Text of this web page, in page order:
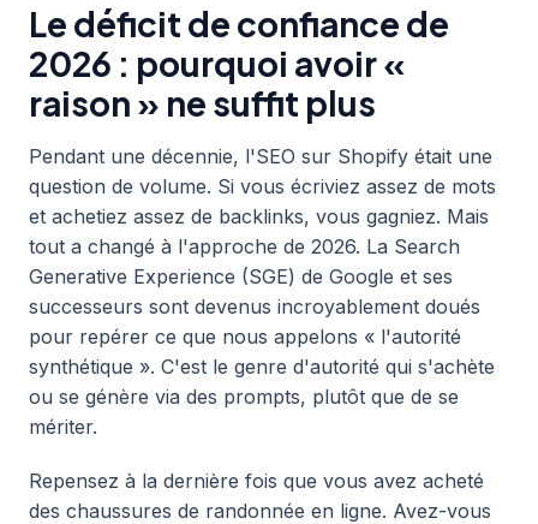
Le déficit de confiance de
2026 : pourquoi avoir «
raison » ne suffit plus
Pendant une décennie, l'SEO sur Shopify était une
question de volume. Si vous écriviez assez de mots
et achetiez assez de backlinks, vous gagniez. Mais
tout a changé à l'approche de 2026. La Search
Generative Experience (SGE) de Google et ses
successeurs sont devenus incroyablement doués
pour repérer ce que nous appelons « l'autorité
synthétique ». C'est le genre d'autorité qui s'achète
ou se génère via des prompts, plutôt que de se
mériter.
Repensez à la dernière fois que vous avez acheté
des chaussures de randonnée en ligne. Avez-vous